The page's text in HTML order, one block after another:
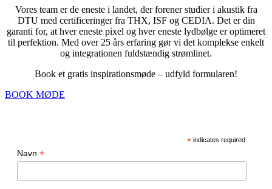
Vores team er de eneste i landet, der forener studier i akustik fra
DTU med certificeringer fra THX, ISF og CEDIA. Det er din
garanti for, at hver eneste pixel og hver eneste lydbølge er optimeret
til perfektion. Med over 25 års erfaring gør vi det komplekse enkelt
og integrationen fuldstændig strømlinet.
Book et gratis inspirationsmøde – udfyld formularen!
BOOK MØDE
* indicates required
Navn *